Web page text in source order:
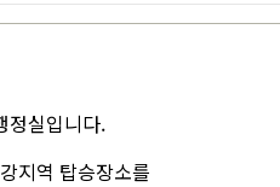
정실입니다.
지역 탑승장소를